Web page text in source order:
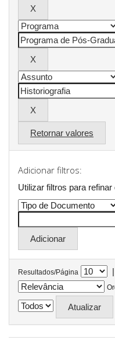
Retornar valores
Adicionar filtros:
Utilizar filtros para
Resultados/Página |